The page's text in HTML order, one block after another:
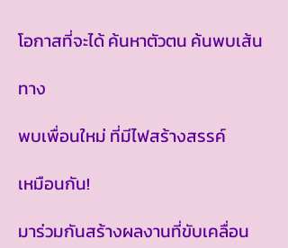
โอกาสที่จะได้ ค้นหาตัวตน ค้นพบเส้น
ทาง
พบเพื่อนใหม่ ที่มีไฟสร้างสรรค์
เหมือนกัน!
มาร่วมกันสร้างผลงานที่ขับเคลื่อน